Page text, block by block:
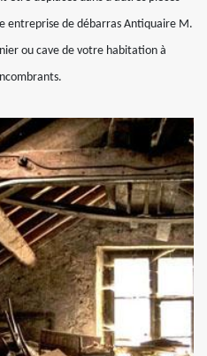
entreprise de débarras Antiquaire M.
ou cave de votre habitation à